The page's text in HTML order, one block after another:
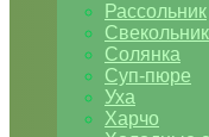
Рассольник
Свекольник
Солянка
Суп-пюре
Уха
Харчо